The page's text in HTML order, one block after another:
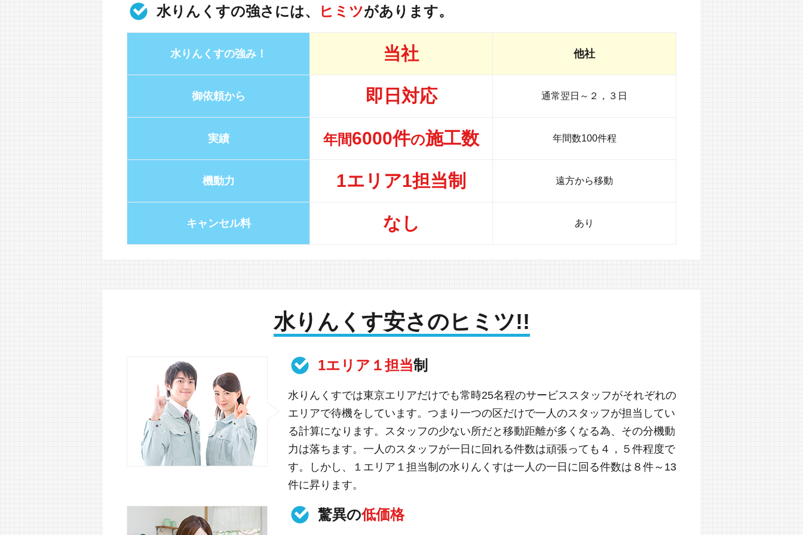
水りんくすの強さには、 ヒミツがあります。
水りんくすの強み！ 当社 他社
御依頼から 即日対応 通常翌日～２，３日
実績 年間6000件の施工数 年間数100件程
機動力 1エリア1担当制 遠方から移動
キャンセル料 なし あり
水りんくす安さのヒミツ!!
1エリア１担当制
水りんくすでは東京エリアだけでも常時25名程のサービススタッフがそれぞれの
エリアで待機をしています。つまり一つの区だけで一人のスタッフが担当してい
る計算になります。スタッフの少ない所だと移動距離が多くなる為、その分機動
力は落ちます。一人のスタッフが一日に回れる件数は頑張っても４，５件程度で
す。しかし、１エリア１担当制の水りんくすは一人の一日に回る件数は８件～13
件に昇ります。
驚異の低価格